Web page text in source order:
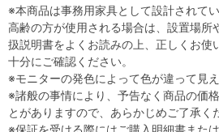
※本商品は事務用家具として設計されて
高齢の方が使用される場合は、設置場所
扱説明書をよくお読みの上、正しくお使
十分にご確認ください。
※モニターの発色によって色が違って見
※諸般の事情により、予告なく商品の価
とがありますので、あらかじめご了承く